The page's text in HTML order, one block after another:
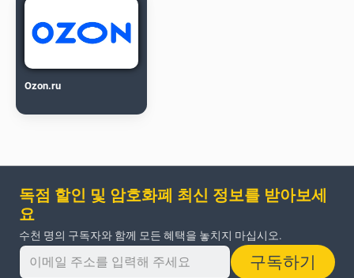
Ozon.ru
독점 할인 및 암호화폐 최신 정보를 받아보세
요
수천 명의 구독자와 함께 모든 혜택을 놓치지 마십시오.
구독하기